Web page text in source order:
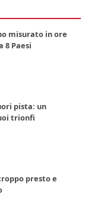
misurato in ore
Paesi
pista: un
trionfi
presto e